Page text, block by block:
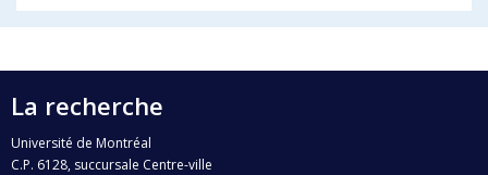
La recherche
Université de Montréal
C.P. 6128, succursale Centre-ville